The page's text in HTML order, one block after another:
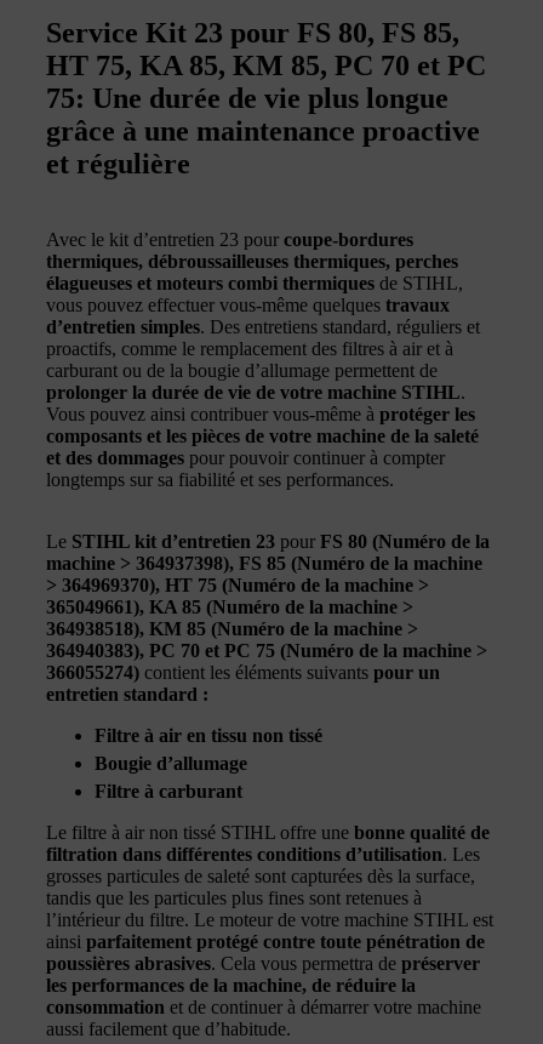
Service Kit 23 pour FS 80, FS 85,
HT 75, KA 85, KM 85, PC 70 et PC
75: Une durée de vie plus longue
grâce à une maintenance proactive
et régulière
Avec le kit d’entretien 23 pour coupe-bordures
thermiques, débroussailleuses thermiques, perches
élagueuses et moteurs combi thermiques de STIHL,
vous pouvez effectuer vous-même quelques travaux
d’entretien simples. Des entretiens standard, réguliers et
proactifs, comme le remplacement des filtres à air et à
carburant ou de la bougie d’allumage permettent de
prolonger la durée de vie de votre machine STIHL.
Vous pouvez ainsi contribuer vous-même à protéger les
composants et les pièces de votre machine de la saleté
et des dommages pour pouvoir continuer à compter
longtemps sur sa fiabilité et ses performances.
Le STIHL kit d’entretien 23 pour FS 80 (Numéro de la
machine > 364937398), FS 85 (Numéro de la machine
> 364969370), HT 75 (Numéro de la machine >
365049661), KA 85 (Numéro de la machine >
364938518), KM 85 (Numéro de la machine >
364940383), PC 70 et PC 75 (Numéro de la machine >
366055274) contient les éléments suivants pour un
entretien standard :
Filtre à air en tissu non tissé
Bougie d’allumage
Filtre à carburant
Le filtre à air non tissé STIHL offre une bonne qualité de
filtration dans différentes conditions d’utilisation. Les
grosses particules de saleté sont capturées dès la surface,
tandis que les particules plus fines sont retenues à
l’intérieur du filtre. Le moteur de votre machine STIHL est
ainsi parfaitement protégé contre toute pénétration de
poussières abrasives. Cela vous permettra de préserver
les performances de la machine, de réduire la
consommation et de continuer à démarrer votre machine
aussi facilement que d’habitude.